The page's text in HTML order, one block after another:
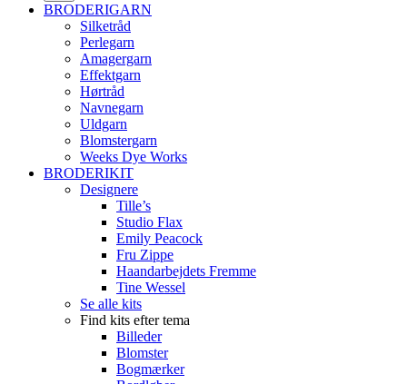
BRODERIGARN
Silketråd
Perlegarn
Amagergarn
Effektgarn
Hørtråd
Navnegarn
Uldgarn
Blomstergarn
Weeks Dye Works
BRODERIKIT
Designere
Tille’s
Studio Flax
Emily Peacock
Fru Zippe
Haandarbejdets Fremme
Tine Wessel
Se alle kits
Find kits efter tema
Billeder
Blomster
Bogmærker